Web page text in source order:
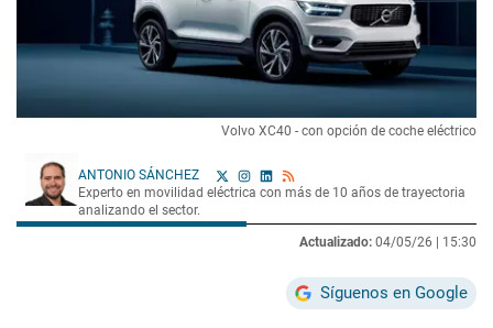
Volvo XC40 - con opción de coche eléctrico
ANTONIO SÁNCHEZ
Experto en movilidad eléctrica con más de 10 años de trayectoria
analizando el sector.
Actualizado: 04/05/26 | 15:30
Síguenos en Google